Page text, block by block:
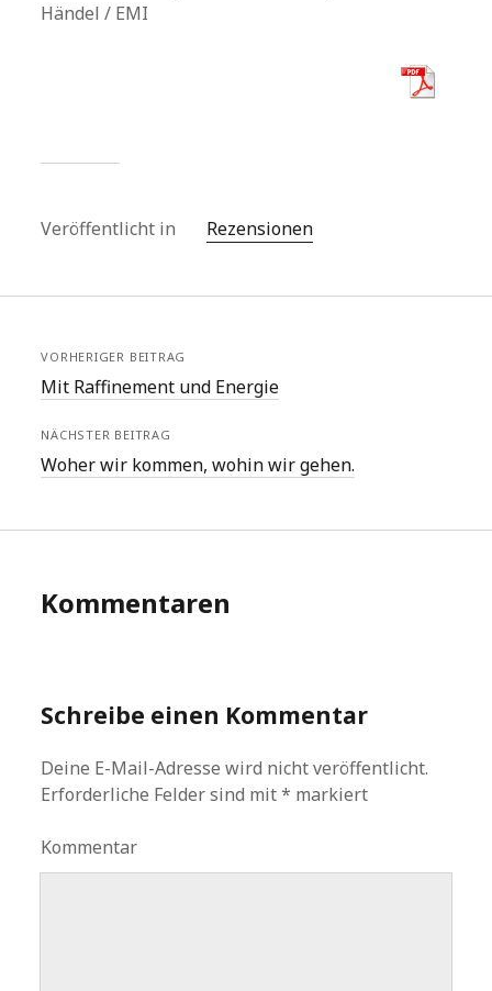
Händel / EMI
Veröffentlicht in Rezensionen
VORHERIGER BEITRAG
Mit Raffinement und Energie
NÄCHSTER BEITRAG
Woher wir kommen, wohin wir gehen.
Kommentaren
Schreibe einen Kommentar
Deine E-Mail-Adresse wird nicht veröffentlicht.
Erforderliche Felder sind mit* markiert
Kommentar